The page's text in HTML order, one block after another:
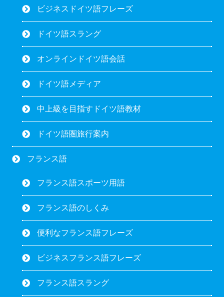
ビジネスドイツ語フレーズ
ドイツ語スラング
オンラインドイツ語会話
ドイツ語メディア
中上級を目指すドイツ語教材
ドイツ語圏旅行案内
フランス語
フランス語スポーツ用語
フランス語のしくみ
便利なフランス語フレーズ
ビジネスフランス語フレーズ
フランス語スラング